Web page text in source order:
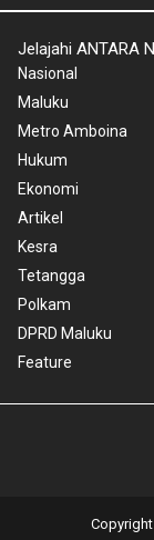
Jelajahi ANTARA
Nasional
Maluku
Metro Amboina
Hukum
Ekonomi
Artikel
Kesra
Tetangga
Polkam
DPRD Maluku
Feature